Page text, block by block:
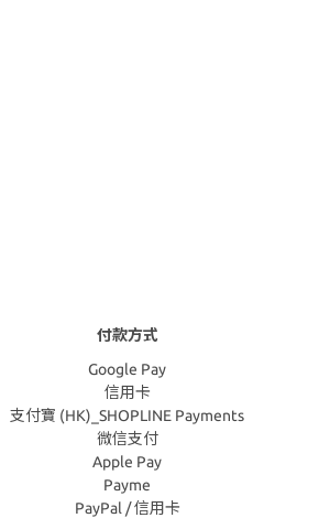
付款方式
Google Pay
信用卡
支付寶 (HK)_SHOPLINE Payments
微信支付
Apple Pay
Payme
PayPal / 信用卡